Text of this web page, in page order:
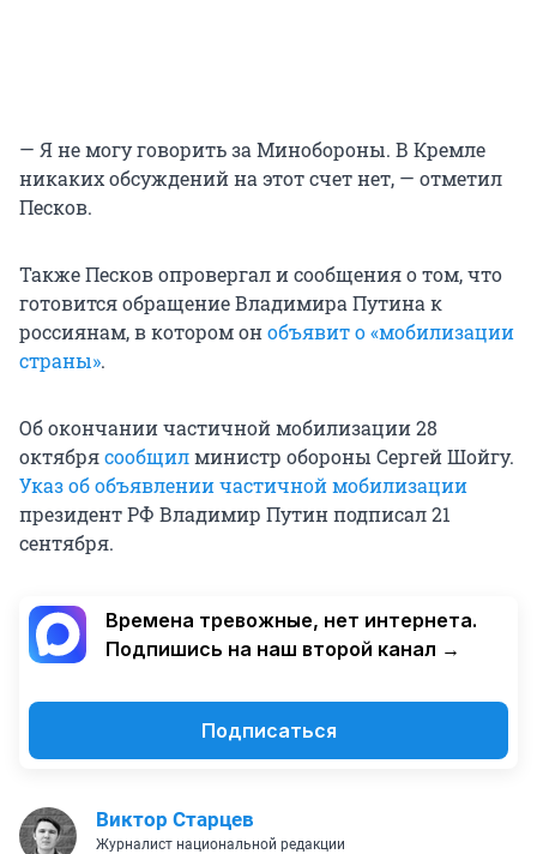
— Я не могу говорить за Минобороны. В Кремле
никаких обсуждений на этот счет нет, — отметил
Песков.
Также Песков опровергал и сообщения о том, что
готовится обращение Владимира Путина к
россиянам, в котором онобъявит о «мобилизации
страны».
Об окончании частичной мобилизации 28
октябрясообщилминистр обороны Сергей Шойгу.
Указ об объявлении частичной мобилизации
президент РФ Владимир Путин подписал 21
сентября.
Времена тревожные, нет интернета.
Подпишись на наш второй канал →
Подписаться
Виктор Старцев
Журналист национальной редакции